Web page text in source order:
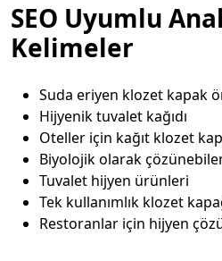
SEO Uyumlu
Kelimeler
Suda eriyen klozet kapak
Hijyenik tuvalet kağıdı
Oteller için kağıt klozet
Biyolojik olarak
Tuvalet hijyen ürünleri
Tek kullanımlık klozet
Restoranlar için hijyen